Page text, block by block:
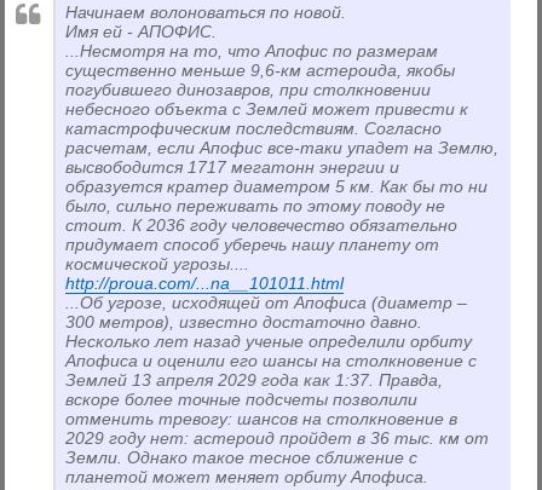
Начинаем волоноваться по новой.
Имя ей - АПОФИС.
...Несмотря на то, что Апофис по размерам
существенно меньше 9,6-км астероида, якобы
погубившего динозавров, при столкновении
небесного объекта с Землей может привести к
катастрофическим последствиям. Согласно
расчетам, если Апофис все-таки упадет на Землю,
высвободится 1717 мегатонн энергии и
образуется кратер диаметром 5 км. Как бы то ни
было, сильно переживать по этому поводу не
стоит. К 2036 году человечество обязательно
придумает способ уберечь нашу планету от
космической угрозы....
http://proua.com/...na__101011.html
...Об угрозе, исходящей от Апофиса (диаметр –
300 метров), известно достаточно давно.
Несколько лет назад ученые определили орбиту
Апофиса и оценили его шансы на столкновение с
Землей 13 апреля 2029 года как 1:37. Правда,
вскоре более точные подсчеты позволили
отменить тревогу: шансов на столкновение в
2029 году нет: астероид пройдет в 36 тыс. км от
Земли. Однако такое тесное сближение с
планетой может меняет орбиту Апофиса.